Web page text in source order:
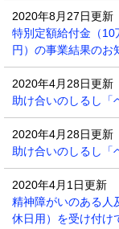
2020年8月27日更新
特別定額給付金（
円）の事業結果のお
2020年4月28日更新
助け合いのしるし「
2020年4月28日更新
助け合いのしるし「
2020年4月1日更新
精神障がいのある人
休日用）を受け付け